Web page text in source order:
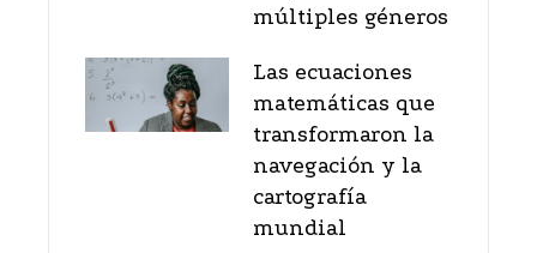
múltiples géneros
Las ecuaciones
matemáticas que
transformaron la
navegación y la
cartografía
mundial